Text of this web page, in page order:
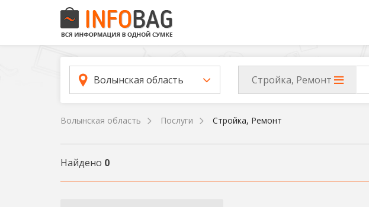
Волынская область Стройка, Ремонт
Волынская область Послуги Стройка, Ремонт
Найдено 0